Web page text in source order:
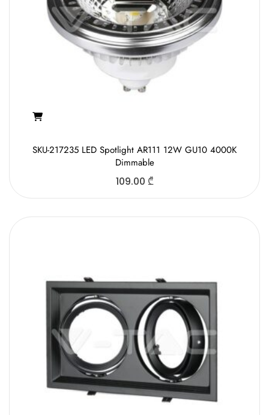
SKU-217235 LED Spotlight AR111 12W GU10 4000K
Dimmable
109.00 ₾